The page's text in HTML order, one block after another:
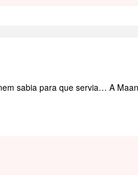
sabia para que servia… A